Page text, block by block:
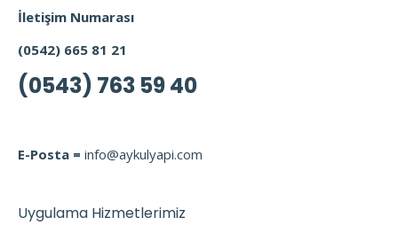
İletişim Numarası
(0542) 665 81 21
(0543) 763 59 40
E-Posta = info@aykulyapi.com
Uygulama Hizmetlerimiz